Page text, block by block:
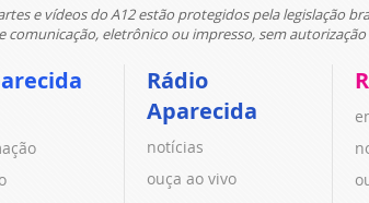
e vídeos do A12 estão protegidos pela legislação
eletrônico ou impresso, sem
Rádio
Aparecida
notícias
ouça ao vivo